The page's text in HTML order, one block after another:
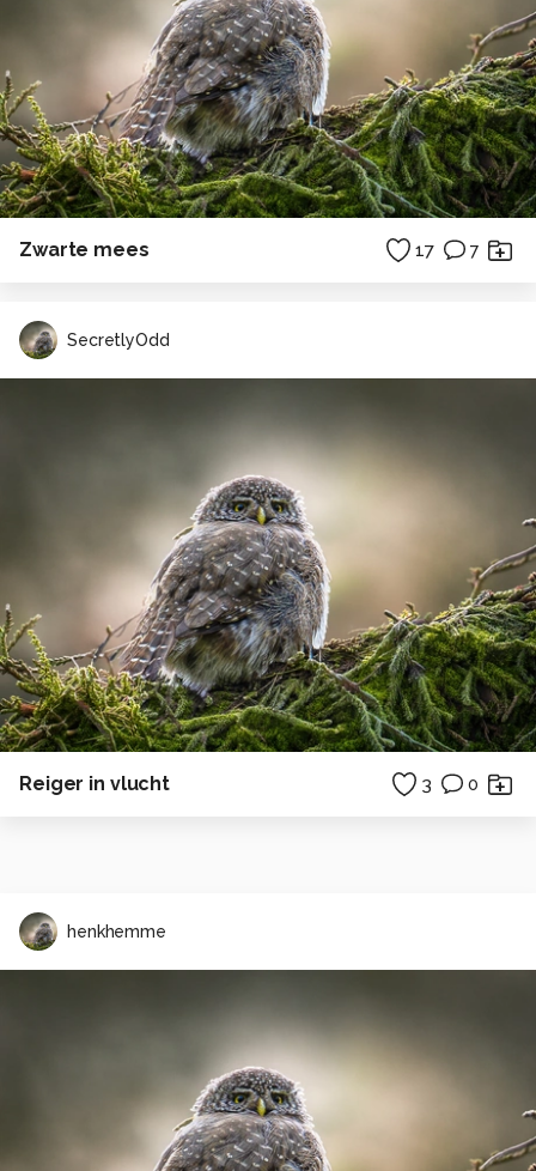
Zwarte mees 17 7
SecretlyOdd
Reiger in vlucht 3 0
henkhemme